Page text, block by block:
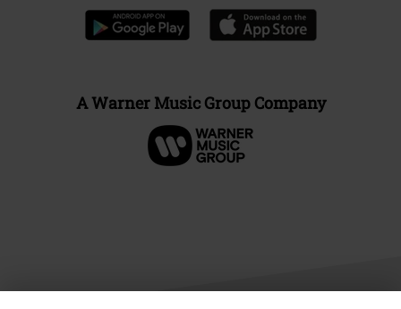
A Warner Music Group Company